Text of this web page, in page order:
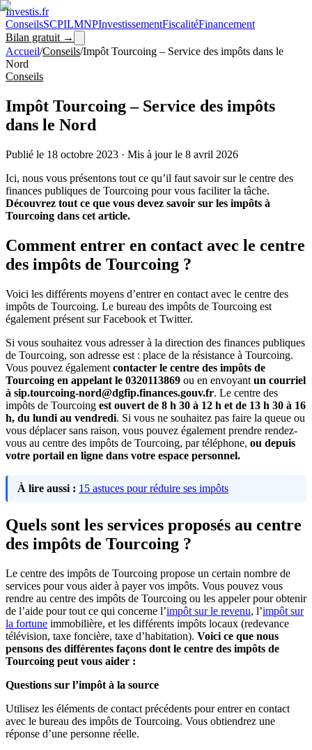
Investis.fr
ConseilsSCPILMNPInvestissementFiscalitéFinancement
Bilan gratuit →
Accueil/Conseils/Impôt Tourcoing – Service des impôts dans le
Nord
Conseils
Impôt Tourcoing – Service des impôts
dans le Nord
Publié le 18 octobre 2023 · Mis à jour le 8 avril 2026
Ici, nous vous présentons tout ce qu’il faut savoir sur le centre des
finances publiques de Tourcoing pour vous faciliter la tâche.
Découvrez tout ce que vous devez savoir sur les impôts à
Tourcoing dans cet article.
Comment entrer en contact avec le centre
des impôts de Tourcoing ?
Voici les différents moyens d’entrer en contact avec le centre des
impôts de Tourcoing. Le bureau des impôts de Tourcoing est
également présent sur Facebook et Twitter.
Si vous souhaitez vous adresser à la direction des finances publiques
de Tourcoing, son adresse est : place de la résistance à Tourcoing.
Vous pouvez également contacter le centre des impôts de
Tourcoing en appelant le 0320113869 ou en envoyant un courriel
à sip.tourcoing-nord@dgfip.finances.gouv.fr. Le centre des
impôts de Tourcoing est ouvert de 8 h 30 à 12 h et de 13 h 30 à 16
h, du lundi au vendredi. Si vous ne souhaitez pas faire la queue ou
vous déplacer sans raison, vous pouvez également prendre rendez-
vous au centre des impôts de Tourcoing, par téléphone, ou depuis
votre portail en ligne dans votre espace personnel.
À lire aussi : 15 astuces pour réduire ses impôts
Quels sont les services proposés au centre
des impôts de Tourcoing ?
Le centre des impôts de Tourcoing propose un certain nombre de
services pour vous aider à payer vos impôts. Vous pouvez vous
rendre au centre des impôts de Tourcoing ou les appeler pour obtenir
de l’aide pour tout ce qui concerne l’impôt sur le revenu, l’impôt sur
la fortune immobilière, et les différents impôts locaux (redevance
télévision, taxe foncière, taxe d’habitation). Voici ce que nous
pensons des différentes façons dont le centre des impôts de
Tourcoing peut vous aider :
Questions sur l’impôt à la source
Utilisez les éléments de contact précédents pour entrer en contact
avec le bureau des impôts de Tourcoing. Vous obtiendrez une
réponse d’une personne réelle.